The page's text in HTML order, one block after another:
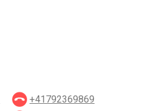
+41792369869